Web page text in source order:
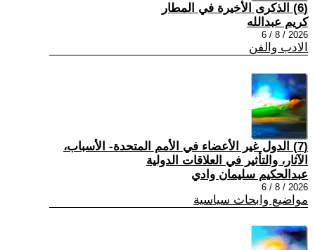
(6) الذكرى الأخيرة في المطار
كريم عبدالله
2026 / 8 / 6
الادب والفن
(7) الدول غير الأعضاء في الأمم المتحدة- الأسباب،
الآثار، والتأثير في العلاقات الدولية
عبدالحكيم سليمان وادي
2026 / 8 / 6
مواضيع وابحاث سياسية